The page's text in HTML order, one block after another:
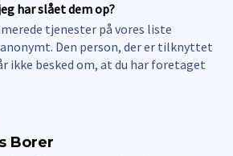
har slået dem op?
tjenester på vores liste
Den person, der er tilknyttet
ikke besked om, at du har foretaget
Borer